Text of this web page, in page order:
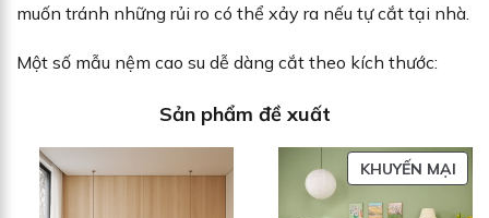
muốn tránh những rủi ro có thể xảy ra nếu tự cắt tại nhà.
Một số mẫu nệm cao su dễ dàng cắt theo kích thước:
Sản phẩm đề xuất
KHUYẾN MẠISẢN